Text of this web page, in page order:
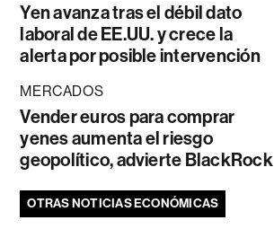
Yen avanza tras el débil dato
laboral de EE.UU. y crece la
alerta por posible intervención
MERCADOS
Vender euros para comprar
yenes aumenta el riesgo
geopolítico, advierte BlackRock
OTRAS NOTICIAS ECONÓMICAS